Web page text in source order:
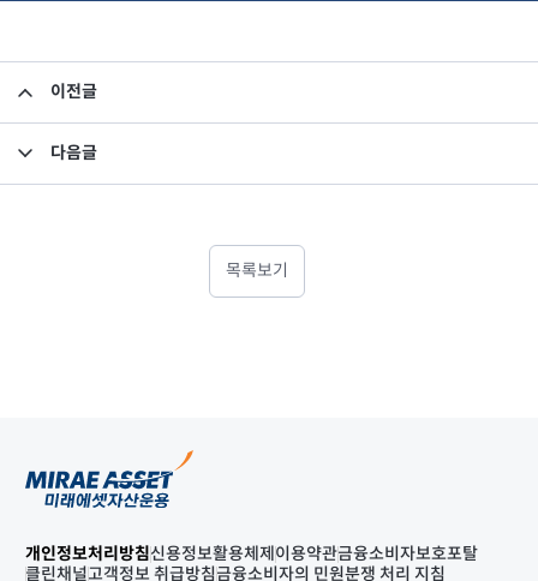
이전글
다음글
목록보기
개인정보처리방침신용정보활용체제 이용약관금융소비자보호포탈
클린채널고객정보 취급방침금융소비자의 민원분쟁 처리 지침